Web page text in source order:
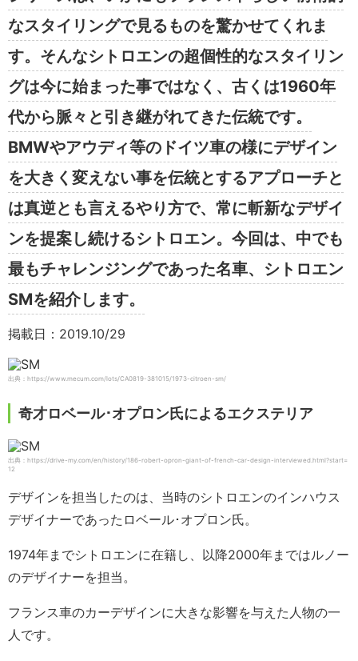
なスタイリングで見るものを驚かせてくれま
す。そんなシトロエンの超個性的なスタイリン
グは今に始まった事ではなく、古くは1960年
代から脈々と引き継がれてきた伝統です。
BMWやアウディ等のドイツ車の様にデザイン
を大きく変えない事を伝統とするアプローチと
は真逆とも言えるやり方で、常に斬新なデザイ
ンを提案し続けるシトロエン。今回は、中でも
最もチャレンジングであった名車、シトロエン
SMを紹介します。
掲載日：2019.10/29
出典：https://www.mecum.com/lots/CA0819-381015/1973-citroen-sm/
奇才ロベール･オプロン氏によるエクステリア
出典：https://drive-my.com/en/history/186-robert-opron-giant-of-french-car-design-interviewed.html?start=
12
デザインを担当したのは、当時のシトロエンのインハウス
デザイナーであったロベール･オプロン氏。
1974年までシトロエンに在籍し、以降2000年まではルノー
のデザイナーを担当。
フランス車のカーデザインに大きな影響を与えた人物の一
人です。